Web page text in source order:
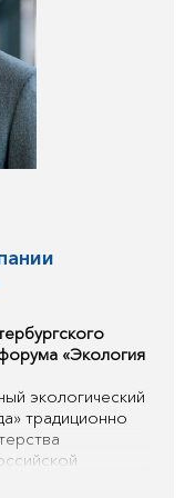
могут быть
экспертные
участникам
окружающей
в городах.
«Экология
экологический
традиционно